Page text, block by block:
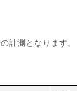
計測となります。